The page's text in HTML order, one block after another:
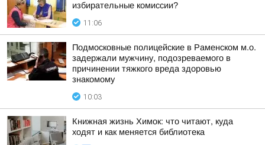
избирательные комиссии?
11:06
Подмосковные полицейские в Раменском м.о.
задержали мужчину, подозреваемого в
причинении тяжкого вреда здоровью
знакомому
10:03
Книжная жизнь Химок: что читают, куда
ходят и как меняется библиотека